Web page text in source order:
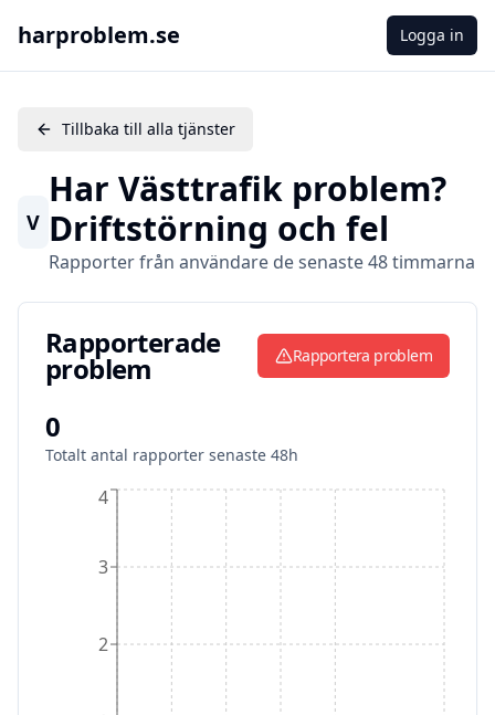
harproblem.se Logga in
Tillbaka till alla tjänster
V
Har Västtrafikproblem?
Driftstörning och fel
Rapporter från användare de senaste 48 timmarna
Rapporterade problem
Rapporterade
problem Rapportera problem
0
Totalt antal rapporter senaste 48h
2
3
4